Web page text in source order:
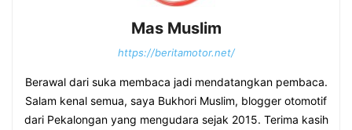
Mas Muslim
https://beritamotor.net/
Berawal dari suka membaca jadi mendatangkan pembaca.
Salam kenal semua, saya Bukhori Muslim, blogger otomotif
dari Pekalongan yang mengudara sejak 2015. Terima kasih